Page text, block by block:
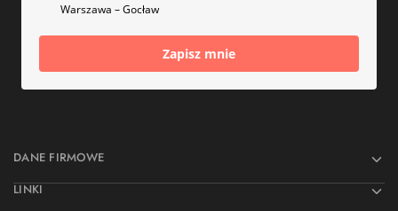
Warszawa – Gocław
Zapisz mnie
DANE FIRMOWE
LINKI